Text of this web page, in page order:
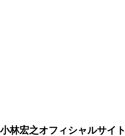
小林宏之オフィシャルサイト